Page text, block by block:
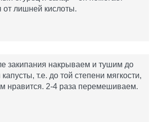
от лишней кислоты.
закипания накрываем и тушим до
капусты, т.е. до той степени мягкости,
нравится. 2-4 раза перемешиваем.